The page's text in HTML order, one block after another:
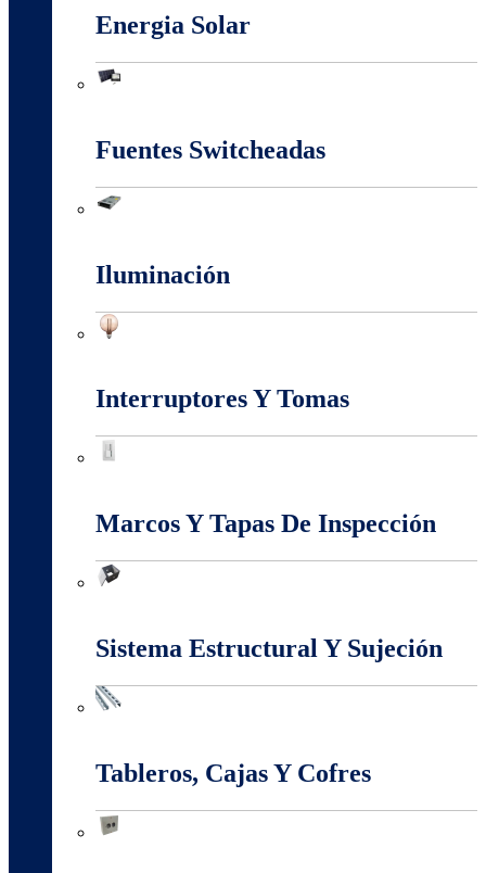
Energia Solar
Fuentes Switcheadas
Iluminación
Interruptores Y Tomas
Marcos Y Tapas De Inspección
Sistema Estructural Y Sujeción
Tableros, Cajas Y Cofres